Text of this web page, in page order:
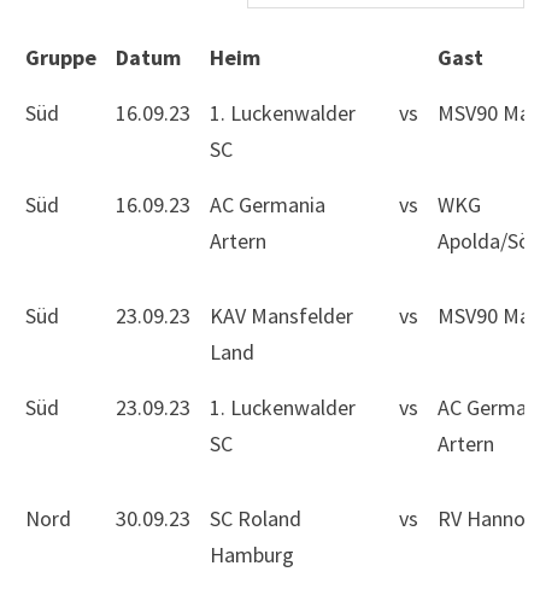
Gruppe Datum Heim
Gast
Gruppe
Datum Heim Gast
Süd 16.09.23
1. Luckenwalder
SC
vs MSV90
Süd 16.09.23
AC Germania
Artern
vs
WKG
Apolda/
Süd 23.09.23
KAV Mansfelder
Land
vs MSV90
Süd 23.09.23
1. Luckenwalder
SC
vs
AC
Artern
Nord 30.09.23
SC Roland
Hamburg
vs RV